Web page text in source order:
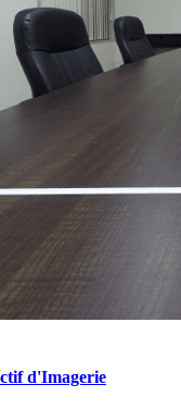
d'Imagerie